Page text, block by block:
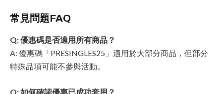
常見問題FAQ
Q: 優惠碼是否適用所有商品？
A: 優惠碼「PRESINGLES25」適用於大部分商品，但部分
特殊品項可能不參與活動。
Q: 如何確認優惠已成功套用？